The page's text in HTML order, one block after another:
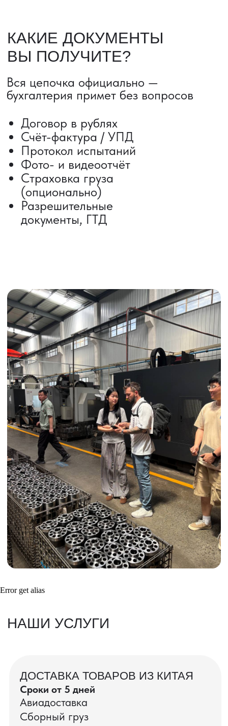
Error get alias
ВЫКУП ТОВАРОВ ИЗ КИТАЯ
Выкуп от 1 000 000 ₽
Выкуп с Alibaba
ИНДИВИДУАЛЬНЫЕ УСЛУГИ
Выгодные условия
Сертификация грузов
Консолидация грузов
Сопровождение грузов
Таможенное оформление
Страхование груза
Временное хранение
Организация производства
Проверка качества товара
Оплата и переговоры
с поставщиком
Инспекция поставщика
Товары для маркетплейсов
Получить консультацию
Получить консультацию
Сроки от 5 дней
Авиадоставка
Сборный груз
Железнодорожные перевозки
Автогрузоперевозки
Контейнерные перевозки
Доставка образцов
Получить консультацию
ВАШИ ЗАКАЗЫ
упаковки и отправки оптовых партий